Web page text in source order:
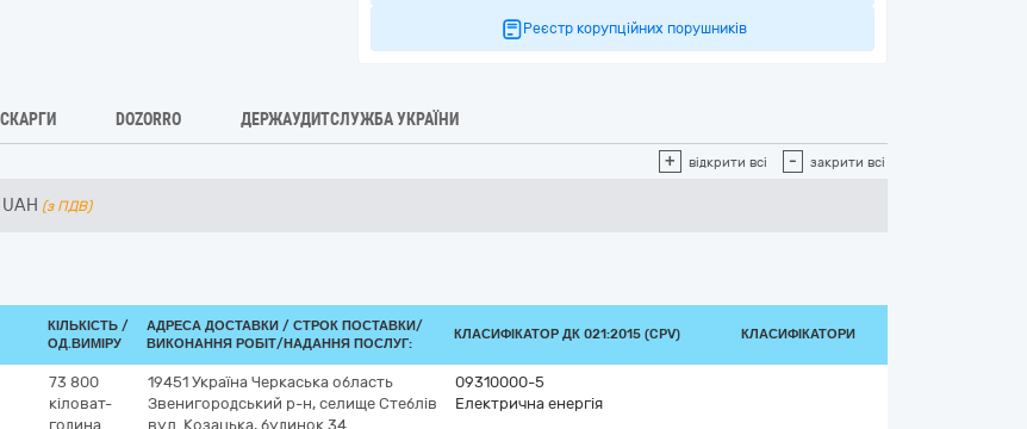
Реєстр корупційних порушників
DOZORRO ДЕРЖАУДИТСЛУЖБА УКРАЇНИ
+ відкрити всі - закрити всі
UAH (з ПДВ)
КІЛЬКІСТЬ /
ОД.ВИМІРУ
АДРЕСА ДОСТАВКИ / СТРОК ПОСТАВКИ/
ВИКОНАННЯ РОБІТ/НАДАННЯ ПОСЛУГ:
КЛАСИФІКАТОР ДК 021:2015 (CPV) КЛАСИФІКАТОРИ
73 800
кіловат-
година
19451 Україна Черкаська область
Звенигородський р-н, селище Стеблів
вул. Козацька, будинок 34
09310000-5
Електрична енергія